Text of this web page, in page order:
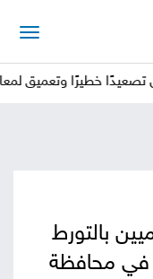
الرئيسية
وتحليلات
حقوق
وتعميق لمعاناة
بالتورط
في محافظة